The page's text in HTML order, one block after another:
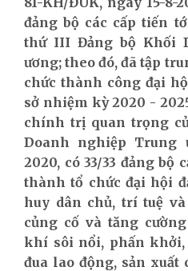
đảng bộ các cấp tiến
thứ III Đảng bộ Khối
ương; theo đó, đã tập
chức thành công đại
sở nhiệm kỳ 2020 -
chính trị quan trọng
Doanh nghiệp Trung
2020, có 33/33 đảng bộ
thành tổ chức đại hội
huy dân chủ, trí tuệ
củng cố và tăng
khí sôi nổi, phấn
đua lao động, sản xuất